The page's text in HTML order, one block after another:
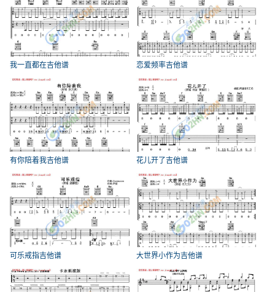
我一直都在吉他谱 恋爱频率吉他谱
有你陪着我吉他谱 花儿开了吉他谱
可乐戒指吉他谱 大世界小作为吉他谱